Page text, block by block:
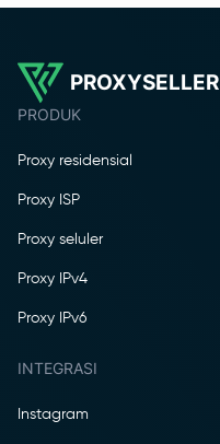
PROXYSELLER
PRODUK
Proxy residensial
Proxy ISP
Proxy seluler
Proxy IPv4
Proxy IPv6
INTEGRASI
Instagram